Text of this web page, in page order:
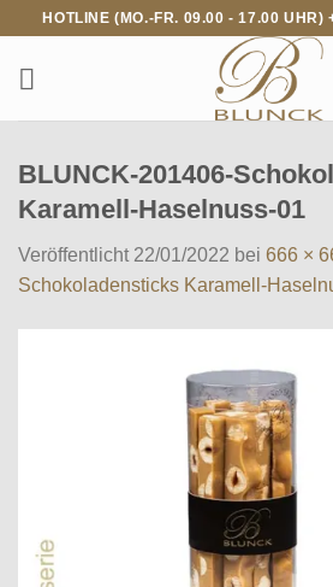
springen
HOTLINE (MO.-FR. 09.00 - 17.00 UHR)
BLUNCK-201406-
Karamell-Haselnuss-01
Veröffentlicht 22/01/2022 bei 666 ×
Schokoladensticks Karamell-